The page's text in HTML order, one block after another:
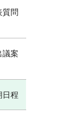
質問
議案
日程